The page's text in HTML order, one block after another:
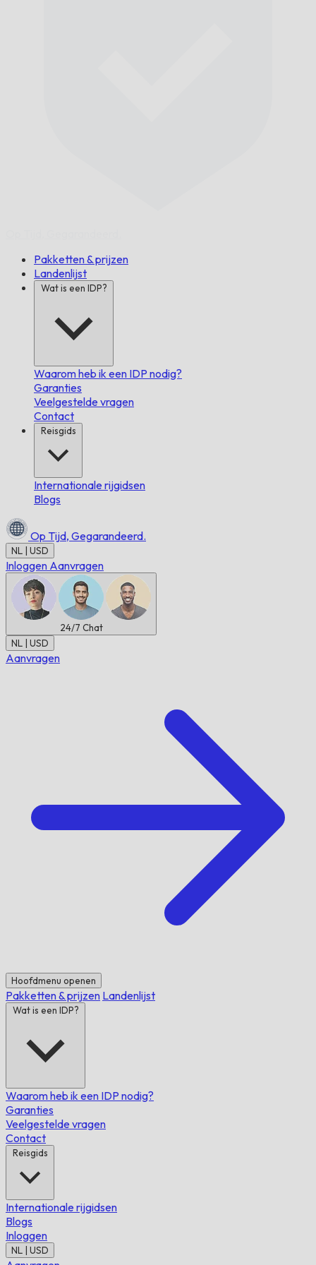
Pakketten & prijzen
Landenlijst
Wat is een IDP?
Waarom heb ik een IDP nodig?
Garanties
Veelgestelde vragen
Contact
Reisgids
Internationale rijgidsen
Blogs
Op Tijd, Gegarandeerd.
NL | USD
Inloggen Aanvragen
24/7 Chat
NL | USD
Aanvragen
Hoofdmenu openen
Pakketten & prijzen Landenlijst
Wat is een IDP?
Waarom heb ik een IDP nodig?
Garanties
Veelgestelde vragen
Contact
Reisgids
Internationale rijgidsen
Blogs
Inloggen
NL | USD